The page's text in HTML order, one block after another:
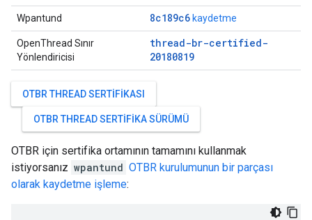
Wpantund 8c189c6 kaydetme
OpenThread Sınır
Yönlendiricisi
thread-br-certified-
20180819
OTBR THREAD SERTIFIKASI
OTBR THREAD SERTIFIKA SÜRÜMÜ
OTBR için sertifika ortamının tamamını kullanmak
istiyorsanız wpantund OTBR kurulumunun bir parçası
olarak kaydetme işleme: